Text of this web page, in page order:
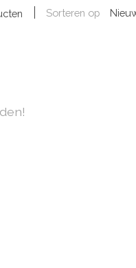
Sorteren op